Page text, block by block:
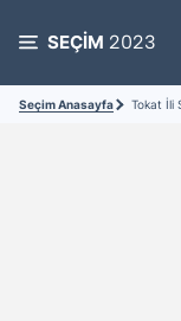
SEÇİM 2023
Seçim Anasayfa Tokat İli